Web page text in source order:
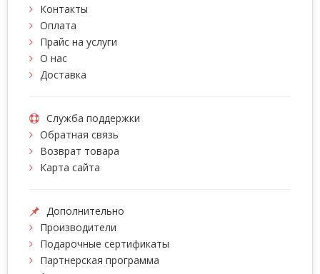
Контакты
Оплата
Прайс на услуги
О нас
Доставка
Служба поддержки
Обратная связь
Возврат товара
Карта сайта
Дополнительно
Производители
Подарочные сертификаты
Партнерская программа